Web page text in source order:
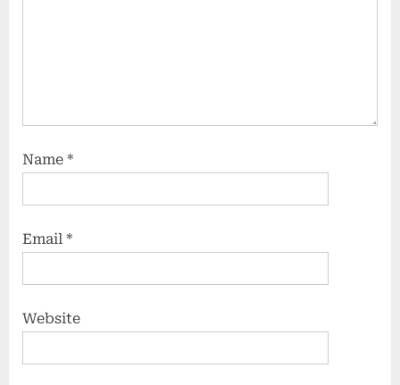
Name *
Email *
Website